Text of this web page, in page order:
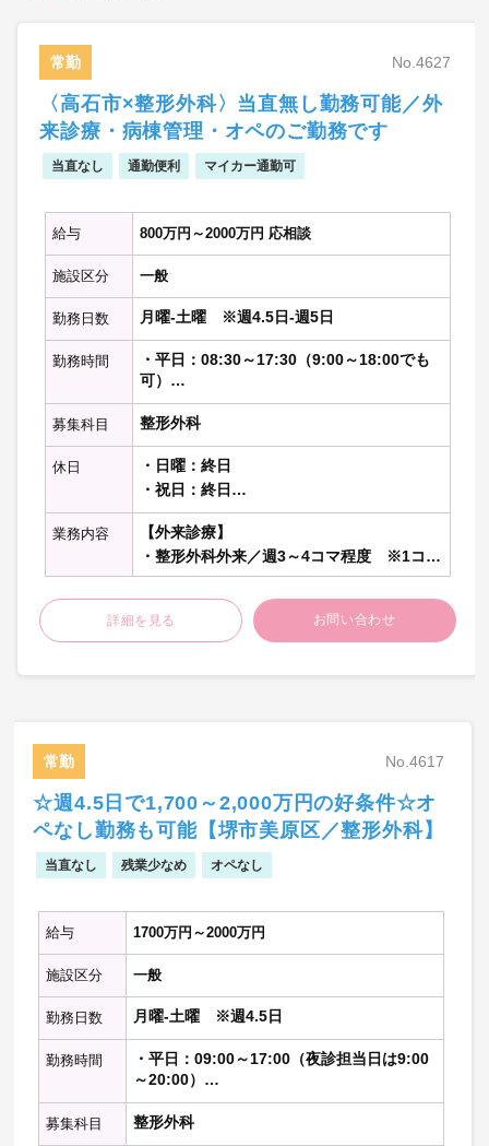
常勤 No.4627
〈高石市×整形外科〉当直無し勤務可能／外
来診療・病棟管理・オペのご勤務です
当直なし 通勤便利 マイカー通勤可
給与 800万円～2000万円 応相談
施設区分 一般
勤務日数 月曜-土曜 ※週4.5日-週5日
勤務時間
・平日：08:30～17:30（9:00～18:00でも
可）
・土曜：08:30～14:00（午前のみ）
募集科目 整形外科
休日
・日曜：終日
・祝日：終日
（その他平日1日）
業務内容
【外来診療】
・整形外科外来／週3～4コマ程度 ※1コマ
20～30名程度
【病棟管理】
・病棟管理
・救急対応
詳細を見る お問い合わせ
常勤 No.4617
☆週4.5日で1,700～2,000万円の好条件☆オ
ペなし勤務も可能【堺市美原区／整形外科】
当直なし 残業少なめ オペなし
給与 1700万円～2000万円
施設区分 一般
勤務日数 月曜-土曜 ※週4.5日
勤務時間
・平日：09:00～17:00（夜診担当日は9:00
～20:00）
・土曜：09:00～13:00（午前のみ）
募集科目 整形外科